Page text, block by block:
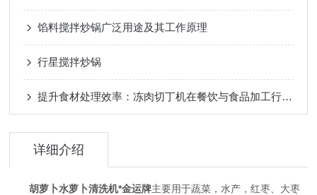
馅料搅拌炒锅广泛用途及其工作原理
行星搅拌炒锅
提升食材处理效率：冻肉切丁机在餐饮与食品加工行业的应用
详细介绍
胡萝卜水萝卜清洗机*金运牌主要用于蔬菜，水产，红枣、大枣